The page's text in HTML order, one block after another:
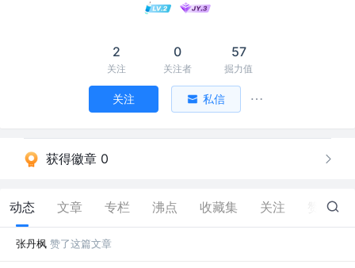
2
关注
0
关注者
57
掘力值
关注 私信
获得徽章 0
动态 文章 专栏 沸点 收藏集 关注 1
张丹枫 赞了这篇文章